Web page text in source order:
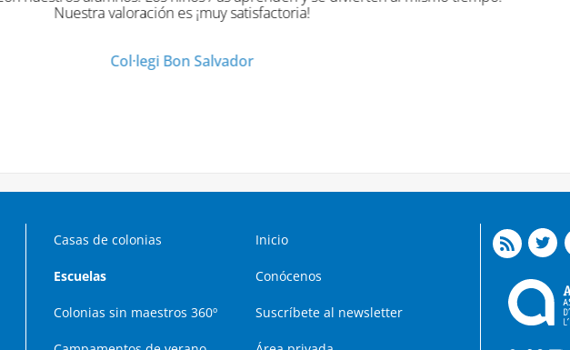
Casas de colonias Inicio
Escuelas Conócenos
Colonias sin maestros 360º Suscríbete al newsletter